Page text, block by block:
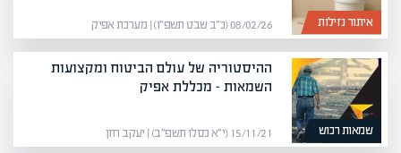
איתור נזילות 08/02/26 (כ״ב שבט תשפ״ו) | מערכת אפיק
שמאות רכוש
ההיסטוריה של עולם הביטוח ומקצועות
השמאות – מכללת אפיק
15/11/21 (י״א כסלו תשפ״ב) | יעקב חזן